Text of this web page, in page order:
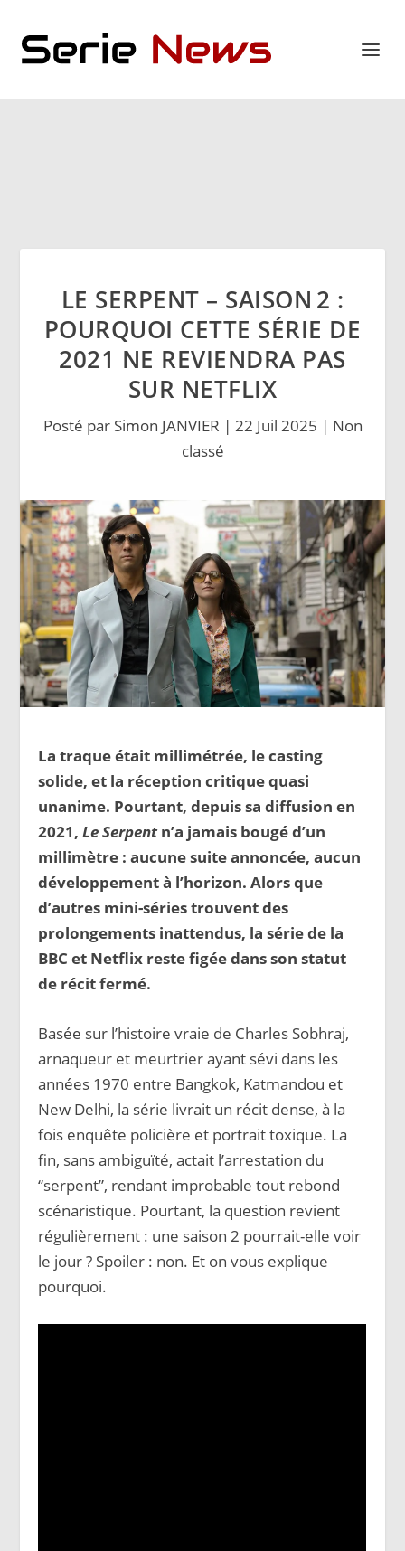
LE SERPENT – SAISON 2 :
POURQUOI CETTE SÉRIE DE
2021 NE REVIENDRA PAS
SUR NETFLIX
Posté par Simon JANVIER | 22 Juil 2025 | Non
classé
La traque était millimétrée, le casting
solide, et la réception critique quasi
unanime. Pourtant, depuis sa diffusion en
2021,Le Serpentn’a jamais bougé d’un
millimètre : aucune suite annoncée, aucun
développement à l’horizon. Alors que
d’autres mini-séries trouvent des
prolongements inattendus, la série de la
BBC et Netflix reste figée dans son statut
de récit fermé.
Basée sur l’histoire vraie de Charles Sobhraj,
arnaqueur et meurtrier ayant sévi dans les
années 1970 entre Bangkok, Katmandou et
New Delhi, la série livrait un récit dense, à la
fois enquête policière et portrait toxique. La
fin, sans ambiguïté, actait l’arrestation du
“serpent”, rendant improbable tout rebond
scénaristique. Pourtant, la question revient
régulièrement : une saison 2 pourrait-elle voir
le jour ? Spoiler : non. Et on vous explique
pourquoi.